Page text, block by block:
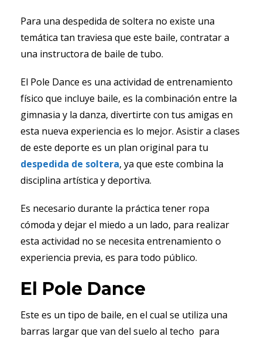
Para una despedida de soltera no existe una
temática tan traviesa que este baile, contratar a
una instructora de baile de tubo.
El Pole Dance es una actividad de entrenamiento
físico que incluye baile, es la combinación entre la
gimnasia y la danza, divertirte con tus amigas en
esta nueva experiencia es lo mejor. Asistir a clases
de este deporte es un plan original para tu
despedida de soltera, ya que este combina la
disciplina artística y deportiva.
Es necesario durante la práctica tener ropa
cómoda y dejar el miedo a un lado, para realizar
esta actividad no se necesita entrenamiento o
experiencia previa, es para todo público.
El Pole Dance
Este es un tipo de baile, en el cual se utiliza una
barras largar que van del suelo al techo para